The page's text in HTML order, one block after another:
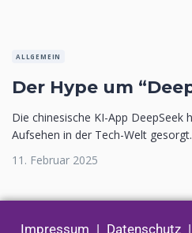
ALLGEMEIN
Der Hype um
Die chinesische KI-App
Aufsehen in der Tech-Welt
11. Februar 2025
Impressum | Datenschutz|